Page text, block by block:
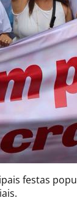
festas